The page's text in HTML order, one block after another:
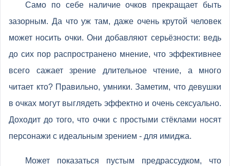
Само по себе наличие очков прекращает быть
зазорным. Да что уж там, даже очень крутой человек
может носить очки. Они добавляют серьёзности: ведь
до сих пор распространено мнение, что эффективнее
всего сажает зрение длительное чтение, а много
читает кто? Правильно, умники. Заметим, что девушки
в очках могут выглядеть эффектно и очень сексуально.
Доходит до того, что очки с простыми стёклами носят
персонажи с идеальным зрением - для имиджа.
Может показаться пустым предрассудком, что